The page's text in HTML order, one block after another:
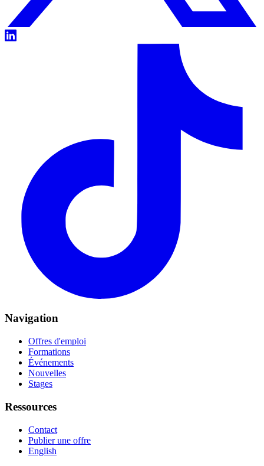
Navigation
Offres d'emploi
Formations
Événements
Nouvelles
Stages
Ressources
Contact
Publier une offre
English